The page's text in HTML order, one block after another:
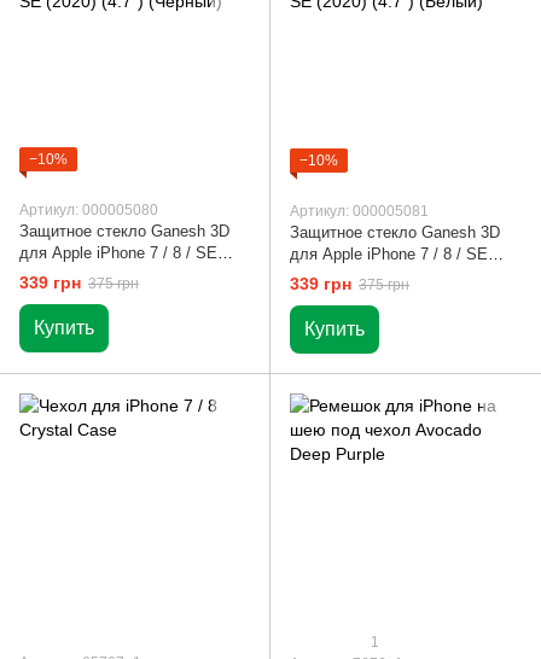
−10%
Артикул: 000005080
Защитное стекло Ganesh 3D
для Apple iPhone 7 / 8 / SE
(2020) (4.7") (Черный)
339 грн 375 грн
Купить
−10%
Артикул: 000005081
Защитное стекло Ganesh 3D
для Apple iPhone 7 / 8 / SE
(2020) (4.7") (Белый)
339 грн 375 грн
Купить
1